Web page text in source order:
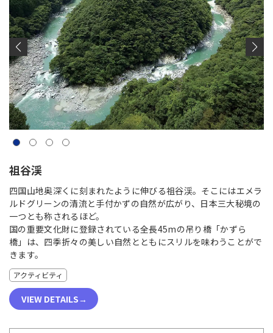
祖谷渓
四国山地奥深くに刻まれたように伸びる祖谷渓。そこにはエメラ
ルドグリーンの清流と手付かずの自然が広がり、日本三大秘境の
一つとも称されるほど。
国の重要文化財に登録されている全長45mの吊り橋「かずら
橋」は、四季折々の美しい自然とともにスリルを味わうことがで
きます。
アクティビティ
VIEW DETAILS